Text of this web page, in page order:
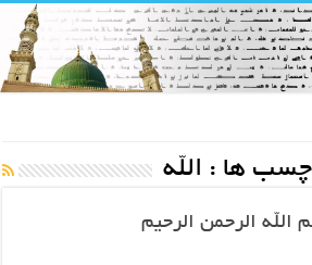
ها : الله
الله الرحمن الرحیم